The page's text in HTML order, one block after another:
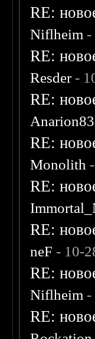
RE:
Niflheim -
RE:
Resder-
RE:
Anarion83
RE:
Monolith
RE:
RE:
neF - 10-
RE:
Niflheim -
RE: